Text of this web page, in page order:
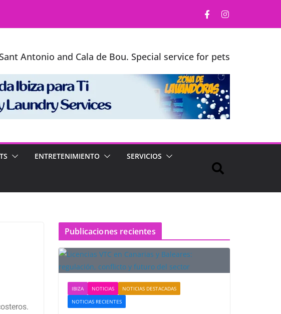
Antonio and Cala de Bou. Special service for pets
ENTRETENIMIENTO SERVICIOS
Publicaciones recientes
IBIZA NOTICIAS
NOTICIAS DESTACADAS
NOTICIAS RECIENTES